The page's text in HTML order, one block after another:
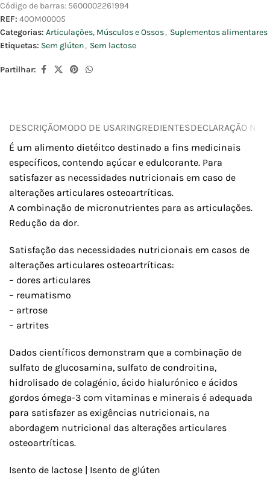
Código de barras: 5600002261994
REF: 40OM00005
Categorias: Articulações, Músculos e Ossos, Suplementos alimentares
Etiquetas: Sem glúten, Sem lactose
Partilhar:
DESCRIÇÃOMODO DE USARINGREDIENTESDECLARAÇÃO
É um alimento dietéitco destinado a fins medicinais
específicos, contendo açúcar e edulcorante. Para
satisfazer as necessidades nutricionais em caso de
alterações articulares osteoartríticas.
A combinação de micronutrientes para as articulações.
Redução da dor.
Satisfação das necessidades nutricionais em casos de
alterações articulares osteoartríticas:
– dores articulares
– reumatismo
– artrose
– artrites
Dados científicos demonstram que a combinação de
sulfato de glucosamina, sulfato de condroitina,
hidrolisado de colagénio, ácido hialurónico e ácidos
gordos ómega-3 com vitaminas e minerais é adequada
para satisfazer as exigências nutricionais, na
abordagem nutricional das alterações articulares
osteoartríticas.
Isento de lactose | Isento de glúten